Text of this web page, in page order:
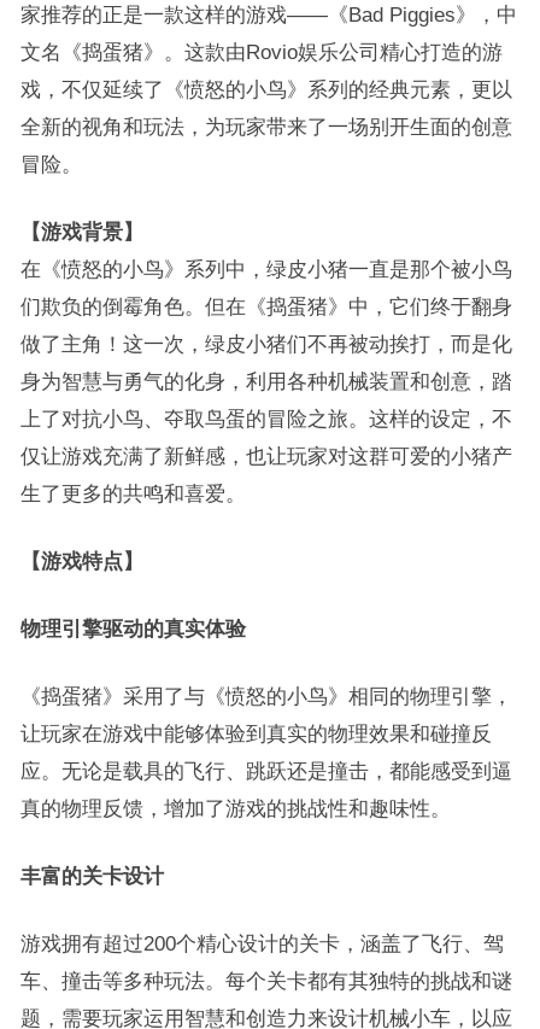
家推荐的正是一款这样的游戏——《Bad Piggies》，中
文名《捣蛋猪》。这款由Rovio娱乐公司精心打造的游
戏，不仅延续了《愤怒的小鸟》系列的经典元素，更以
全新的视角和玩法，为玩家带来了一场别开生面的创意
冒险。
【游戏背景】
在《愤怒的小鸟》系列中，绿皮小猪一直是那个被小鸟
们欺负的倒霉角色。但在《捣蛋猪》中，它们终于翻身
做了主角！这一次，绿皮小猪们不再被动挨打，而是化
身为智慧与勇气的化身，利用各种机械装置和创意，踏
上了对抗小鸟、夺取鸟蛋的冒险之旅。这样的设定，不
仅让游戏充满了新鲜感，也让玩家对这群可爱的小猪产
生了更多的共鸣和喜爱。
【游戏特点】
物理引擎驱动的真实体验
《捣蛋猪》采用了与《愤怒的小鸟》相同的物理引擎，
让玩家在游戏中能够体验到真实的物理效果和碰撞反
应。无论是载具的飞行、跳跃还是撞击，都能感受到逼
真的物理反馈，增加了游戏的挑战性和趣味性。
丰富的关卡设计
游戏拥有超过200个精心设计的关卡，涵盖了飞行、驾
车、撞击等多种玩法。每个关卡都有其独特的挑战和谜
题，需要玩家运用智慧和创造力来设计机械小车，以应